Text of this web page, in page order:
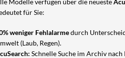
für Sie:
weniger Fehlalarmedurch
(Laub, Regen).
Schnelle Suche im Archiv